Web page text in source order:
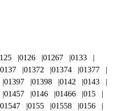
0126 01267
0133
0137 01372 01374
01377
01397 01398 0142
0143
01457 0146 01466
015
01547 0155 01558
0156